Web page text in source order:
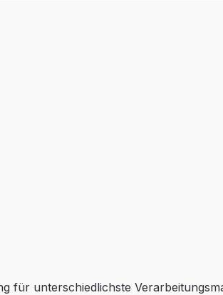
für unterschiedlichste